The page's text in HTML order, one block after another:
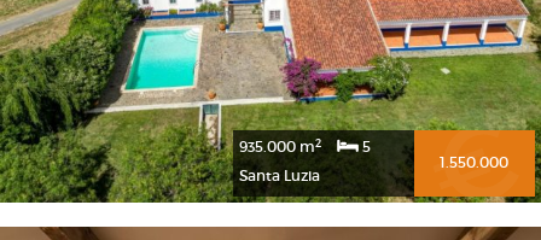
935.000 m2
5
Santa Luzia
1.550.000